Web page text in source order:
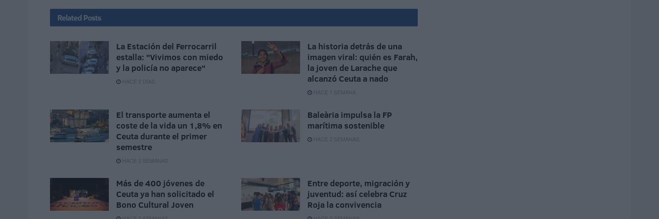
Related Posts
La Estación del Ferrocarril
estalla: "Vivimos con miedo
y la policía no aparece"
HACE 2 DÍAS
La historia detrás de una
imagen viral: quién es Farah,
la joven de Larache que
alcanzó Ceuta a nado
HACE 1 SEMANA
El transporte aumenta el
coste de la vida un 1,8% en
Ceuta durante el primer
semestre
HACE 2 SEMANAS
Baleària impulsa la FP
marítima sostenible
HACE 2 SEMANAS
Más de 400 jóvenes de
Ceuta ya han solicitado el
Bono Cultural Joven
Entre deporte, migración y
juventud: así celebra Cruz
Roja la convivencia